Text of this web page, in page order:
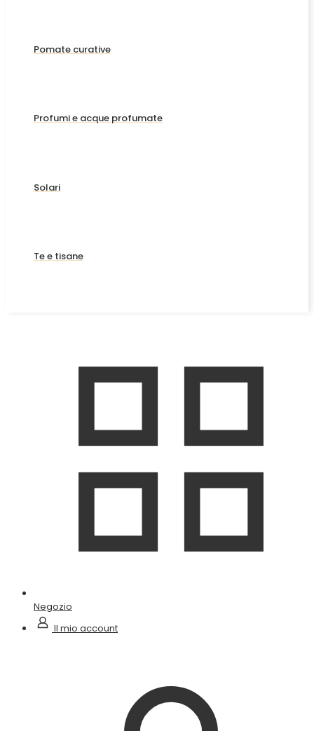
Pomate curative
Profumi e acque profumate
Solari
Te e tisane
Negozio
Il mio account